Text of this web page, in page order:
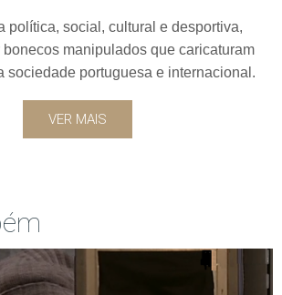
política, social, cultural e desportiva,
manipulados que caricaturam
sociedade portuguesa e internacional.
VER MAIS